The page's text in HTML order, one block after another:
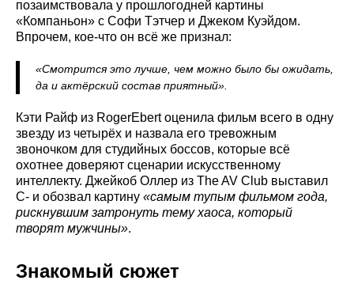
позаимствовала у прошлогодней картины
«Компаньон» с Софи Тэтчер и Джеком Куэйдом.
Впрочем, кое-что он всё же признал:
«Смотрится это лучше, чем можно было бы ожидать,
да и актёрский состав приятный».
Кэти Райф из RogerEbert оценила фильм всего в одну
звезду из четырёх и назвала его тревожным
звоночком для студийных боссов, которые всё
охотнее доверяют сценарии искусственному
интеллекту. Джейкоб Оллер из The AV Club выставил
C- и обозвал картину «самым тупым фильмом года,
рискнувшим затронуть тему хаоса, который
творят мужчины».
Знакомый сюжет